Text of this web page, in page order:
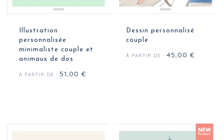
Illustration
personnalisée
minimaliste couple et
animaux de dos
À PARTIR DE : 51,00 €
Dessin personnalisé
couple
À PARTIR DE : 45,00 €